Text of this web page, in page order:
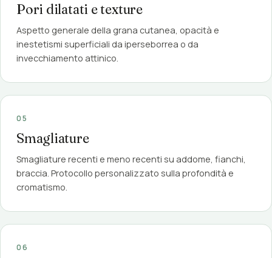
Pori dilatati e texture
Aspetto generale della grana cutanea, opacità e
inestetismi superficiali da iperseborrea o da
invecchiamento attinico.
05
Smagliature
Smagliature recenti e meno recenti su addome, fianchi,
braccia. Protocollo personalizzato sulla profondità e
cromatismo.
06